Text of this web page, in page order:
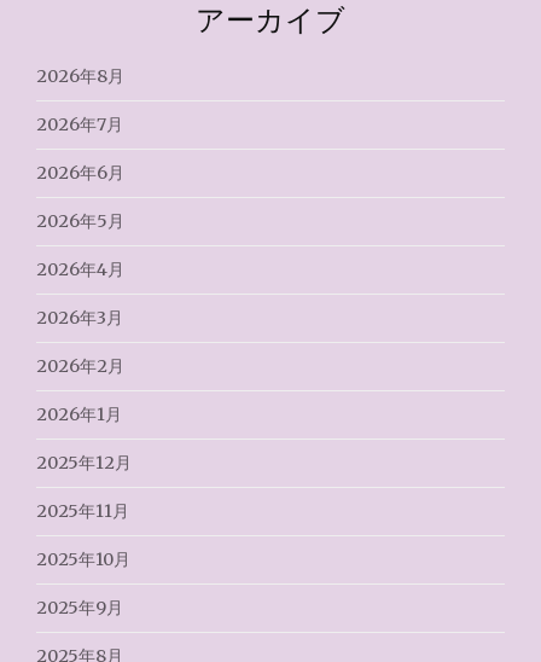
アーカイブ
2026年8月
2026年7月
2026年6月
2026年5月
2026年4月
2026年3月
2026年2月
2026年1月
2025年12月
2025年11月
2025年10月
2025年9月
2025年8月